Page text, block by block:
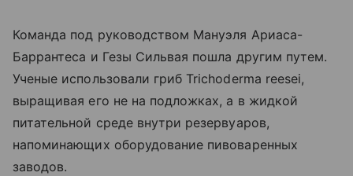
Команда под руководством Мануэля Ариаса-
Баррантеса и Гезы Сильвая пошла другим путем.
Ученые использовали гриб Trichoderma reesei,
выращивая его не на подложках, а в жидкой
питательной среде внутри резервуаров,
напоминающих оборудование пивоваренных
заводов.